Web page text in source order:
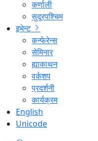
कर्णाली
सुदूरपश्चिम
इभेन्ट
कन्फेरेन्स
सेमिनार
ह्याकाथन
वर्कशप
प्रदर्शनी
कार्यक्रम
English
Unicode